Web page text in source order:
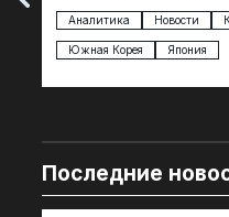
импорта из более 100
Аналитика Новости
Южная Корея Япония
Последние